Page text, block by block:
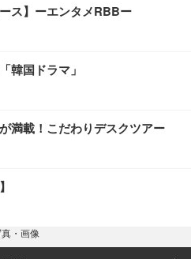
ス】ーエンタメRBBー
韓国ドラマ」
満載！こだわりデスクツアー
・画像